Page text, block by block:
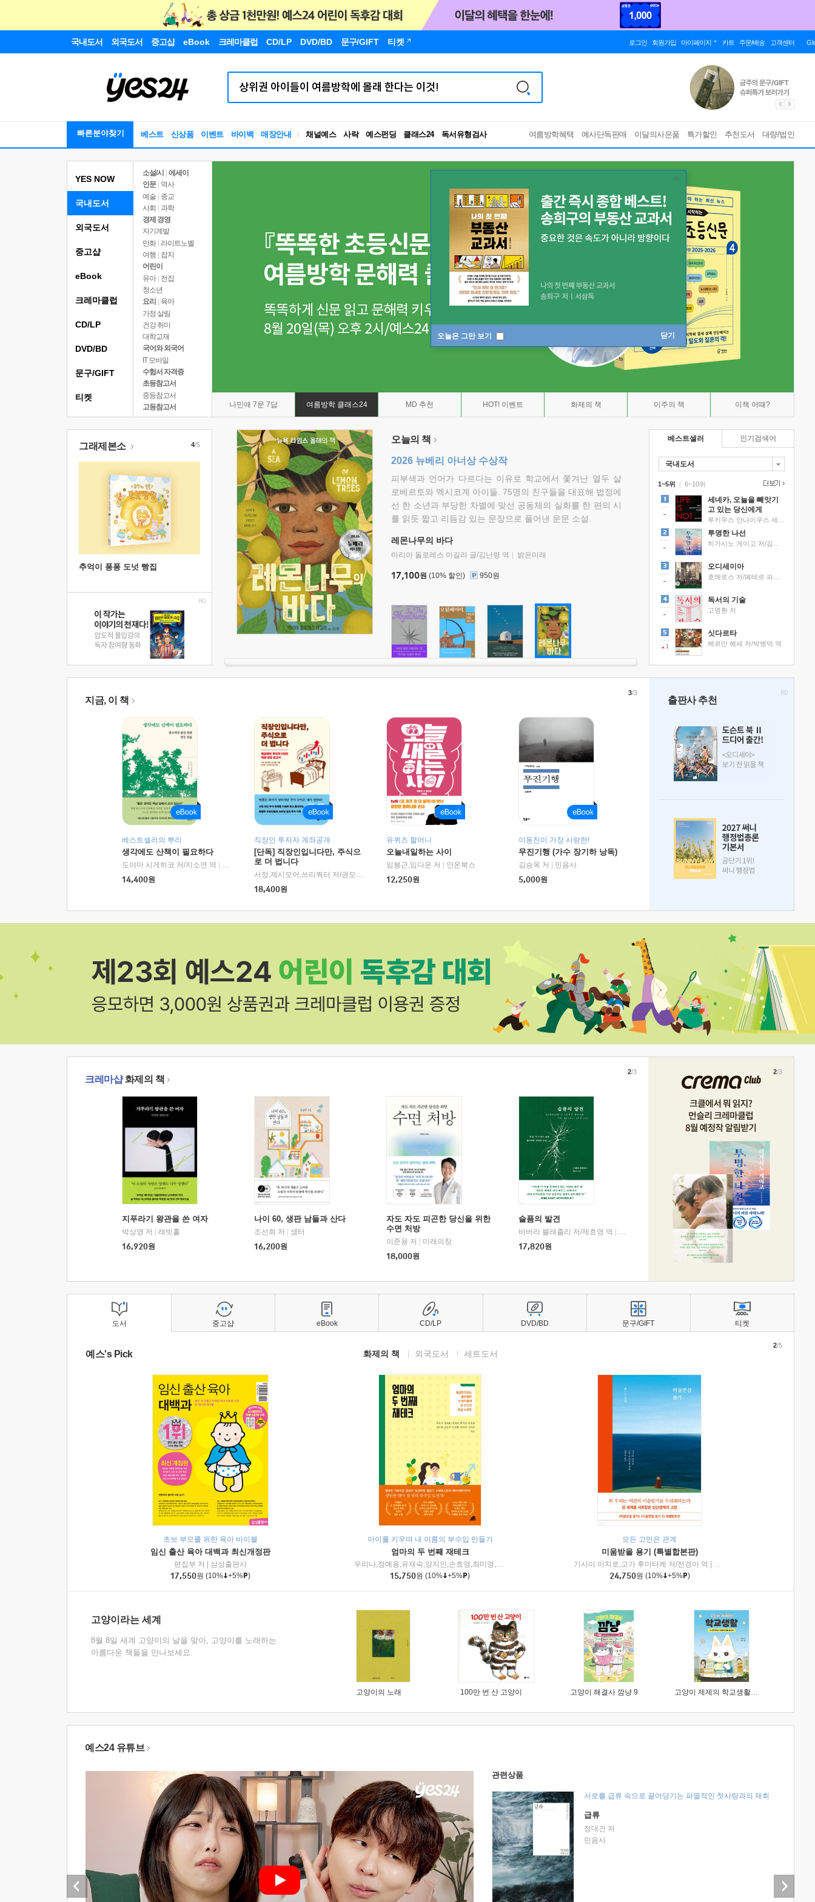
국내도서 외국도서 중고샵 eBook 크레마클럽 CD/LP DVD/BD 문구/GIFT 티켓 로그인 회원가입 마이페이지 카트 주문/배송 고객센터
빠른분야찾기 베스트 신상품 이벤트 바이백 매장안내 채널예스 사락 예스펀딩 클래스24
독서유형검사
RBTI Lab
독서유형검사
여름방학혜택 예사단독판매 이달의사은품 특가할인 추천도서 대량/법인
오늘은 그만 보기 닫기
YES NOW
국내도서
소설/시
에세이
인문
역사
예술 | 종교
사회 | 과학
경제 경영
자기계발
만화 | 라이트노벨
여행
잡지
어린이
유아 | 전집
청소년
요리
육아
가정 살림
건강 취미
대학교재
국어와 외국어
IT 모바일
수험서 자격증
초등참고서
중등참고서
고등참고서
나민애 7문 7답 여름방학 클래스24 MD 추천 HOT! 이벤트 화제의 책 이주의 책 이책 어때?
외국도서
중고샵
eBook
크레마클럽
CD/LP
DVD/BD
문구/GIFT
티켓
그래제본소
추억이 퐁퐁 도넛 빵집
4/5 오늘의 책
2026 뉴베리 아너상 수상작
피부색과 언어가 다르다는 이유로 학교에서 쫓겨난 열두 살
로베르토와 멕시코계 아이들. 75명의 친구들을 대표해 법정에
선 한 소년과 부당한 차별에 맞선 공동체의 실화를 한 편의 시
를 읽듯 짧고 리듬감 있는 문장으로 풀어낸 운문 소설.
레몬나무의 바다
마리아 돌로레스 아길라 글/김난령 역 밝은미래
17,100원 (10% 할인) 950원
베스트셀러
국내도서
1~5위 |
세네카, 오늘을 빼앗기
고 있는 당신에게
투명한 나선
오디세이아
독서의 기술
고명환 저
1
싯다르타
헤르만 헤세 저/박병덕 역
6~10위
인기검색어
지금, 이 책
베스트셀러의 뿌리
생각에도 산책이 필요하다
도야마 시게히코 저/지소연 역
알에이치코리아(RHK)
14,400원
직장인 투자자 계좌공개
[단독] 직장인입니다만, 주식으
로 더 법니다
서정,제시모어,쓰리쿼터 저/권오태,시그널리포트 편
18,400원
유퀴즈 할머니
오늘내일하는 사이
임봉근,임다운 저
안온북스
12,250원
이동진이 가장 사랑한!
무진기행 (가수 장기하 낭독)
김승옥 저
민음사
5,000원
3/3
출판사 추천
크레마샵화제의 책
지푸라기 왕관을 쓴 여자
박상영 저
래빗홀
16,920원
나이 60, 생판 남들과 산다
조선희 저
샘터
16,200원
자도 자도 피곤한 당신을 위한
수면 처방
이준용 저
미래의창
18,000원
슬픔의 발견
바버라 블래츨리 저/제효영 역
디플롯
17,820원
2/3 2/3
도서
예스's Pick 화제의 책 외국도서 세트도서
초보 부모를 위한 육아 바이블
임신 출산 육아 대백과 최신개정판
편집부 저
삼성출판사
17,550원 (10% +5% )
아이를 키우며 내 이름의 부수입 만들기
엄마의 두 번째 재테크
우리나,정예용,유재숙,양지인,손효영,최미영,조민주,이진현,차미숙,서미숙 저 | 제이브리즈북스
15,750원 (10% +5% )
모든 고민은 관계
미움받을 용기 (특별합본판)
기시미 이치로,고가 후미타케 저/전경아 역
인플루엔셜
24,750원 (10% +5% )
2/5
고양이라는 세계
8월 8일 세계 고양이의 날을 맞아, 고양이를 노래하는
아름다운 책들을 만나보세요.
고양이의 노래 100만 번 산 고양이 고양이 해결사 깜냥 9 고양이 제제의 학교생활 1 : 초등학생이 이렇게 힘들 줄이야
중고샵 eBook CD/LP DVD/BD 문구/GIFT 티켓
예스24 유튜브
관련상품
서로를 급류 속으로 끌어당기는 파멸적인 첫사랑과의 재회
급류
정대건 저
민음사